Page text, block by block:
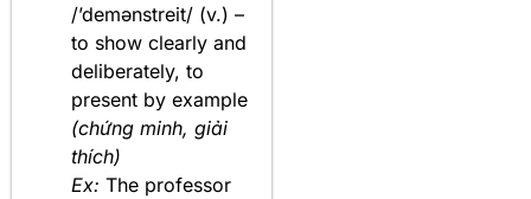
/’demənstreit/ (v.) –
to show clearly and
deliberately, to
present by example
(chứng minh, giải
thích)
Ex: The professor